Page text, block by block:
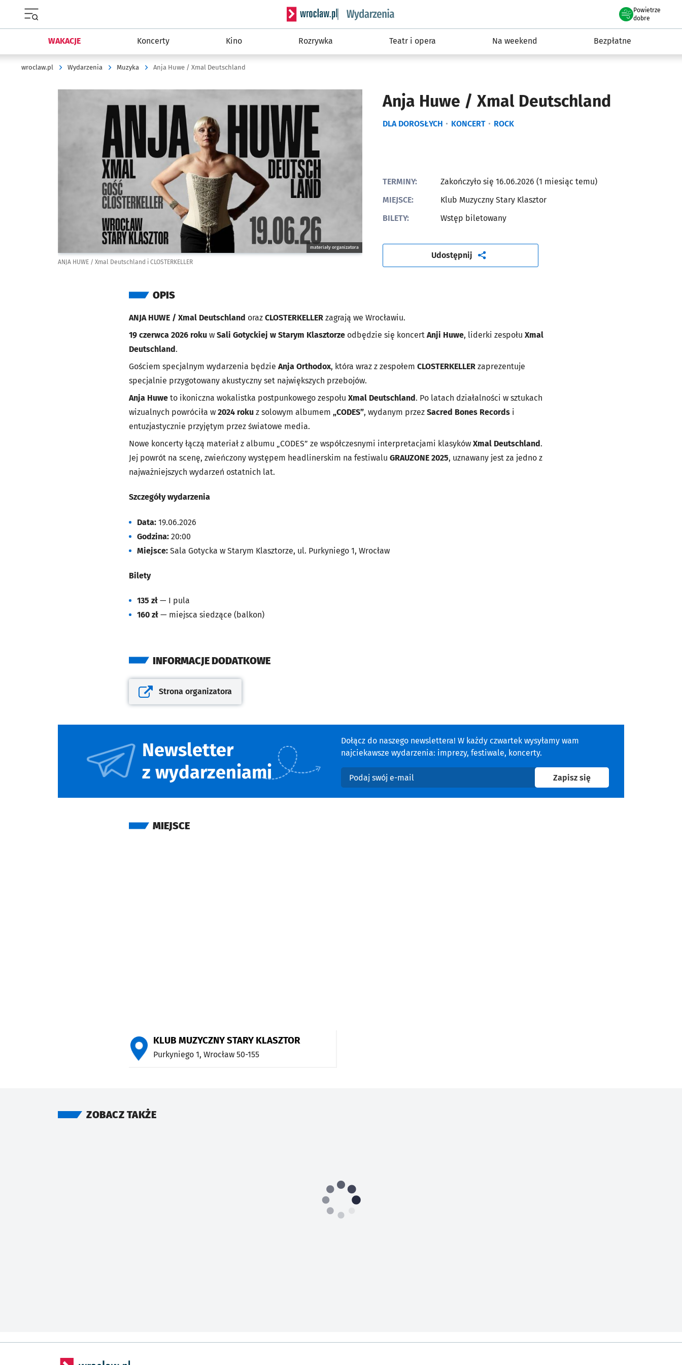
Serwis informacyjny wroclaw.pl podserwis: Wydarzenia
Powietrze
we Wrocławiu
dobre
WAKACJE Koncerty Kino Rozrywka Teatr i opera Na weekend Bezpłatne
wroclaw.pl Wydarzenia Muzyka Anja Huwe / Xmal Deutschland
Anja Huwe / Xmal Deutschland
DLA DOROSŁYCH KONCERT ROCK
materiały organizatora
ANJA HUWE / Xmal Deutschland i CLOSTERKELLER
TERMINY:
Zakończyło się 16.06.2026 (1 miesiąc temu)
MIEJSCE:
Klub Muzyczny Stary Klasztor
BILETY:
Wstęp biletowany
Udostępnijartykuł
OPIS
ANJA HUWE / Xmal Deutschland oraz CLOSTERKELLER zagrają we Wrocławiu.
19 czerwca 2026 roku w Sali Gotyckiej w Starym Klasztorze odbędzie się koncert Anji Huwe, liderki zespołu Xmal
Deutschland.
Gościem specjalnym wydarzenia będzie Anja Orthodox, która wraz z zespołem CLOSTERKELLER zaprezentuje
specjalnie przygotowany akustyczny set największych przebojów.
Anja Huwe to ikoniczna wokalistka postpunkowego zespołu Xmal Deutschland. Po latach działalności w sztukach
wizualnych powróciła w 2024 roku z solowym albumem „CODES”, wydanym przez Sacred Bones Records i
entuzjastycznie przyjętym przez światowe media.
Nowe koncerty łączą materiał z albumu „CODES” ze współczesnymi interpretacjami klasyków Xmal Deutschland.
Jej powrót na scenę, zwieńczony występem headlinerskim na festiwalu GRAUZONE 2025, uznawany jest za jedno z
najważniejszych wydarzeń ostatnich lat.
Szczegóły wydarzenia
Data: 19.06.2026
Godzina: 20:00
Miejsce: Sala Gotycka w Starym Klasztorze, ul. Purkyniego 1, Wrocław
Bilety
135 zł — I pula
160 zł — miejsca siedzące (balkon)
INFORMACJE DODATKOWE
Otwiera się w nowej karcie
Strona organizatora
Newsletter
z wydarzeniami
Dołącz do naszego newslettera! W każdy czwartek wysyłamy wam
najciekawsze wydarzenia: imprezy, festiwale, koncerty.
Podaj swój e-mail
Zapisz sięna newsletter
MIEJSCE
KLUB MUZYCZNY STARY KLASZTOR
Purkyniego 1, Wrocław 50-155
ZOBACZ TAKŻE